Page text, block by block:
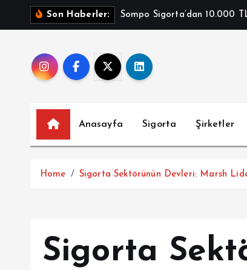
Son Haberler: Sompo Sigorta’dan 10.000
Anasayfa Sigorta Şirketler
Home Sigorta Sektörünün Devleri: Marsh
Sigorta